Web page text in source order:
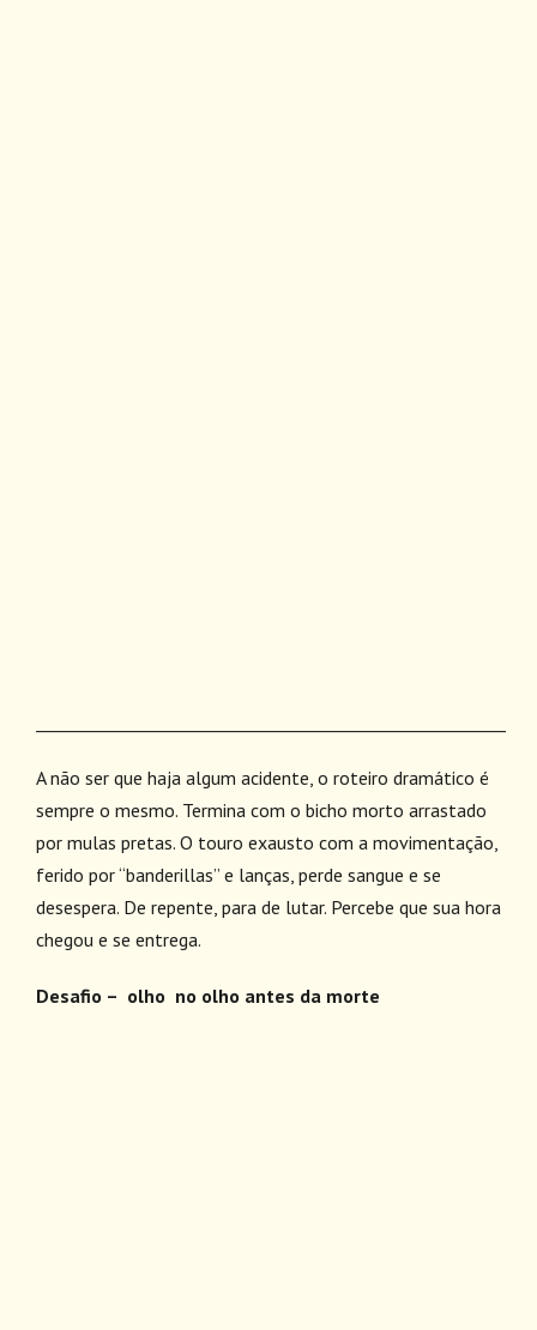
A não ser que haja algum acidente, o roteiro dramático é
sempre o mesmo. Termina com o bicho morto arrastado
por mulas pretas. O touro exausto com a movimentação,
ferido por “banderillas” e lanças, perde sangue e se
desespera. De repente, para de lutar. Percebe que sua hora
chegou e se entrega.
Desafio – olho no olho antes da morte